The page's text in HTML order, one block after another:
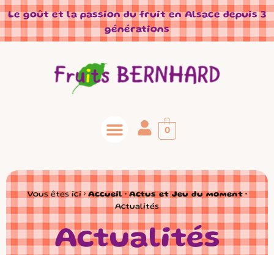
Le goût et la passion du fruit en Alsace depuis 3
générations
0
Vous êtes ici › Accueil• Actus et Jeu du moment•
Actualités
Actualités
Panneau de gestion des cookies